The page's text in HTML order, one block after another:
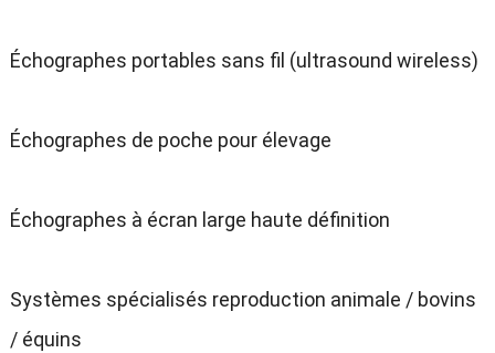
Échographes portables sans fil (ultrasound wireless)
Échographes de poche pour élevage
Échographes à écran large haute définition
Systèmes spécialisés reproduction animale / bovins
/ équins